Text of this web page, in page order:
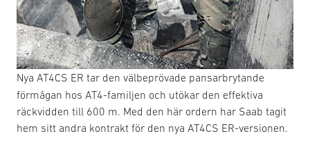
Nya AT4CS ER tar den välbeprövade pansarbrytande
förmågan hos AT4-familjen och utökar den effektiva
räckvidden till 600 m. Med den här ordern har Saab tagit
hem sitt andra kontrakt för den nya AT4CS ER-versionen.